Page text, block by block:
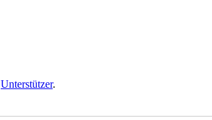
Unterstützer.